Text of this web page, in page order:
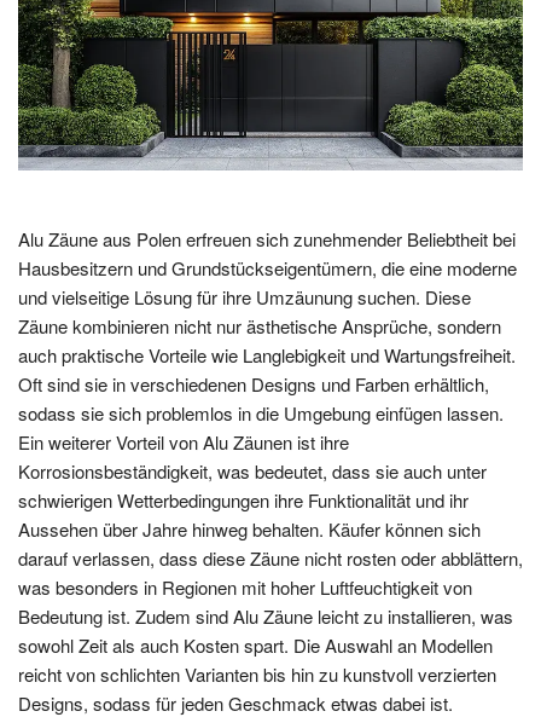
Alu Zäune aus Polen erfreuen sich zunehmender Beliebtheit bei
Hausbesitzern und Grundstückseigentümern, die eine moderne
und vielseitige Lösung für ihre Umzäunung suchen. Diese
Zäune kombinieren nicht nur ästhetische Ansprüche, sondern
auch praktische Vorteile wie Langlebigkeit und Wartungsfreiheit.
Oft sind sie in verschiedenen Designs und Farben erhältlich,
sodass sie sich problemlos in die Umgebung einfügen lassen.
Ein weiterer Vorteil von Alu Zäunen ist ihre
Korrosionsbeständigkeit, was bedeutet, dass sie auch unter
schwierigen Wetterbedingungen ihre Funktionalität und ihr
Aussehen über Jahre hinweg behalten. Käufer können sich
darauf verlassen, dass diese Zäune nicht rosten oder abblättern,
was besonders in Regionen mit hoher Luftfeuchtigkeit von
Bedeutung ist. Zudem sind Alu Zäune leicht zu installieren, was
sowohl Zeit als auch Kosten spart. Die Auswahl an Modellen
reicht von schlichten Varianten bis hin zu kunstvoll verzierten
Designs, sodass für jeden Geschmack etwas dabei ist.